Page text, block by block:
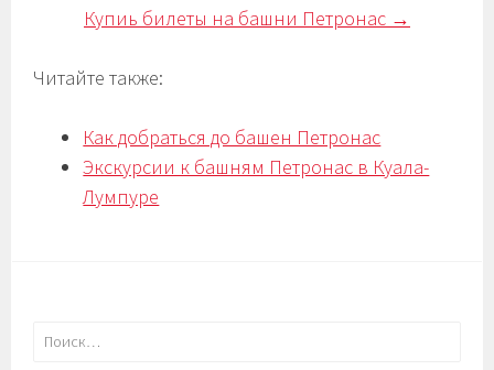
Купиь билеты на башни Петронас →
Читайте также:
Как добраться до башен Петронас
Экскурсии к башням Петронас в Куала-
Лумпуре
Найти: